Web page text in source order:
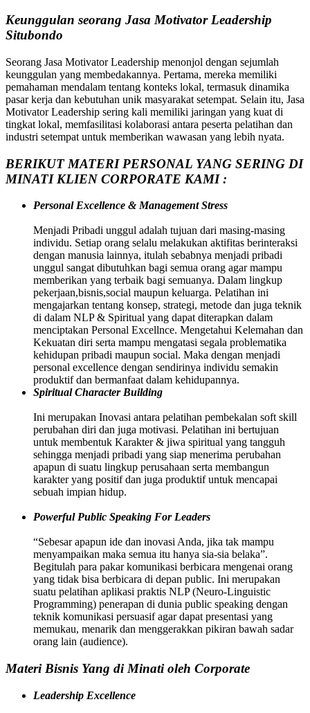
Keunggulan seorang Jasa Motivator Leadership
Situbondo
Seorang Jasa Motivator Leadership menonjol dengan sejumlah
keunggulan yang membedakannya. Pertama, mereka memiliki
pemahaman mendalam tentang konteks lokal, termasuk dinamika
pasar kerja dan kebutuhan unik masyarakat setempat. Selain itu, Jasa
Motivator Leadership sering kali memiliki jaringan yang kuat di
tingkat lokal, memfasilitasi kolaborasi antara peserta pelatihan dan
industri setempat untuk memberikan wawasan yang lebih nyata.
BERIKUT MATERI PERSONAL YANG SERING DI
MINATI KLIEN CORPORATE KAMI :
Personal Excellence & Management Stress
Menjadi Pribadi unggul adalah tujuan dari masing-masing
individu. Setiap orang selalu melakukan aktifitas berinteraksi
dengan manusia lainnya, itulah sebabnya menjadi pribadi
unggul sangat dibutuhkan bagi semua orang agar mampu
memberikan yang terbaik bagi semuanya. Dalam lingkup
pekerjaan,bisnis,social maupun keluarga. Pelatihan ini
mengajarkan tentang konsep, strategi, metode dan juga teknik
di dalam NLP & Spiritual yang dapat diterapkan dalam
menciptakan Personal Excellnce. Mengetahui Kelemahan dan
Kekuatan diri serta mampu mengatasi segala problematika
kehidupan pribadi maupun social. Maka dengan menjadi
personal excellence dengan sendirinya individu semakin
produktif dan bermanfaat dalam kehidupannya.
Spiritual Character Building
Ini merupakan Inovasi antara pelatihan pembekalan soft skill
perubahan diri dan juga motivasi. Pelatihan ini bertujuan
untuk membentuk Karakter & jiwa spiritual yang tangguh
sehingga menjadi pribadi yang siap menerima perubahan
apapun di suatu lingkup perusahaan serta membangun
karakter yang positif dan juga produktif untuk mencapai
sebuah impian hidup.
Powerful Public Speaking For Leaders
“Sebesar apapun ide dan inovasi Anda, jika tak mampu
menyampaikan maka semua itu hanya sia-sia belaka”.
Begitulah para pakar komunikasi berbicara mengenai orang
yang tidak bisa berbicara di depan public. Ini merupakan
suatu pelatihan aplikasi praktis NLP (Neuro-Linguistic
Programming) penerapan di dunia public speaking dengan
teknik komunikasi persuasif agar dapat presentasi yang
memukau, menarik dan menggerakkan pikiran bawah sadar
orang lain (audience).
Materi Bisnis Yang di Minati oleh Corporate
Leadership Excellence